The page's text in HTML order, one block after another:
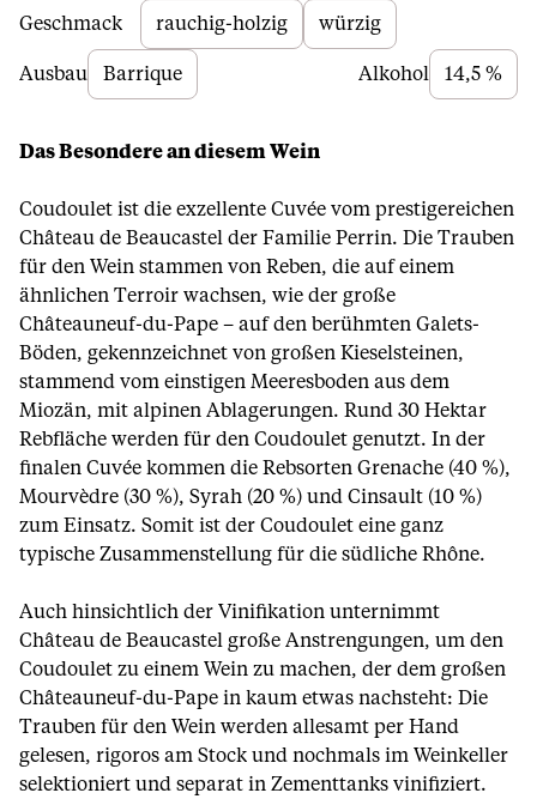
Beschreibung
Geschmack rauchig-holzig würzig
Ausbau Barrique Alkohol 14,5 %
Das Besondere an diesem Wein
Coudoulet ist die exzellente Cuvée vom prestigereichen
Château de Beaucastel der Familie Perrin. Die Trauben
für den Wein stammen von Reben, die auf einem
ähnlichen Terroir wachsen, wie der große
Châteauneuf-du-Pape – auf den berühmten Galets-
Böden, gekennzeichnet von großen Kieselsteinen,
stammend vom einstigen Meeresboden aus dem
Miozän, mit alpinen Ablagerungen. Rund 30 Hektar
Rebfläche werden für den Coudoulet genutzt. In der
finalen Cuvée kommen die Rebsorten Grenache (40 %),
Mourvèdre (30 %), Syrah (20 %) und Cinsault (10 %)
zum Einsatz. Somit ist der Coudoulet eine ganz
typische Zusammenstellung für die südliche Rhône.
Auch hinsichtlich der Vinifikation unternimmt
Château de Beaucastel große Anstrengungen, um den
Coudoulet zu einem Wein zu machen, der dem großen
Châteauneuf-du-Pape in kaum etwas nachsteht: Die
Trauben für den Wein werden allesamt per Hand
gelesen, rigoros am Stock und nochmals im Weinkeller
selektioniert und separat in Zementtanks vinifiziert.